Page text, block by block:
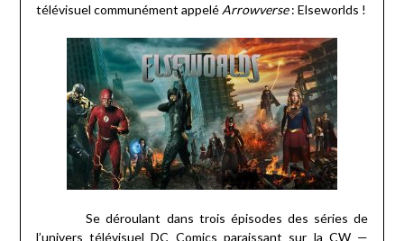
télévisuel communément appelé Arrowverse: Elseworlds !
Se déroulant dans trois épisodes des séries de
l’univers télévisuel DC Comics paraissant sur la CW —